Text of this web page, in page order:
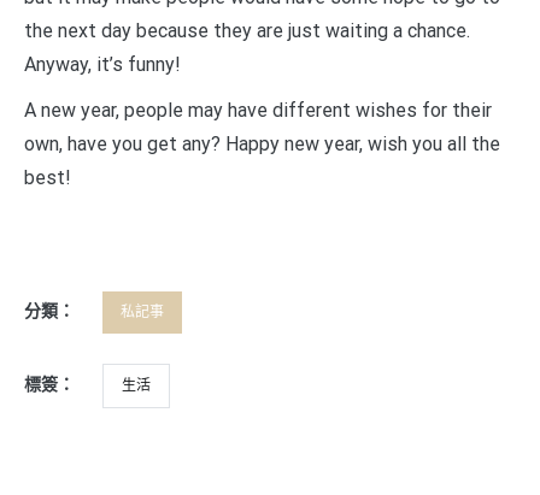
the next day because they are just waiting a chance.
Anyway, it’s funny!
A new year, people may have different wishes for their
own, have you get any? Happy new year, wish you all the
best!
分類： 私記事
標簽： 生活